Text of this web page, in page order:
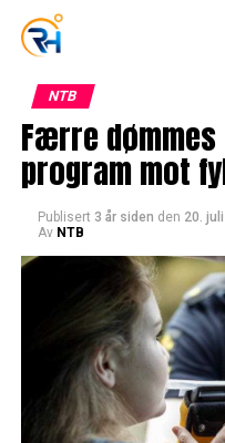
NTB
Færre
program mot
Publisert 3 år siden den 20.
Av NTB